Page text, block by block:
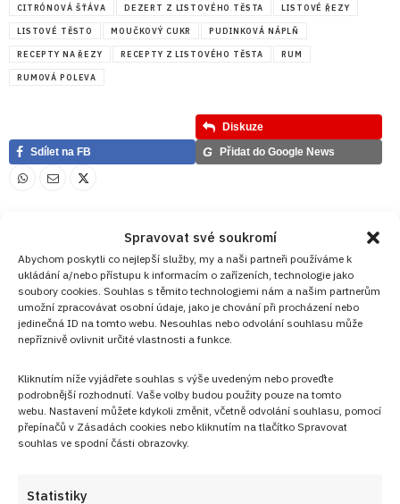
Spravovat své soukromí
Abychom poskytli co nejlepší služby, my a naši partneři používáme k
ukládání a/nebo přístupu k informacím o zařízeních, technologie jako
soubory cookies. Souhlas s těmito technologiemi nám a našim partnerům
umožní zpracovávat osobní údaje, jako je chování při procházení nebo
jedinečná ID na tomto webu. Nesouhlas nebo odvolání souhlasu může
nepříznivě ovlivnit určité vlastnosti a funkce.
Kliknutím níže vyjádřete souhlas s výše uvedeným nebo proveďte
podrobnější rozhodnutí. Vaše volby budou použity pouze na tomto
webu. Nastavení můžete kdykoli změnit, včetně odvolání souhlasu, pomocí
přepínačů v Zásadách cookies nebo kliknutím na tlačítko Spravovat
souhlas ve spodní části obrazovky.
Statistiky
CITRÓNOVÁ ŠŤÁVA DEZERT Z LISTOVÉHO TĚSTA LISTOVÉ ŘEZY
LISTOVÉ TĚSTO MOUČKOVÝ CUKR PUDINKOVÁ NÁPLŇ
RECEPTY NA ŘEZY RECEPTY Z LISTOVÉHO TĚSTA RUM
RUMOVÁ POLEVA
Diskuze
Sdílet na FB
G Přidat do Google News